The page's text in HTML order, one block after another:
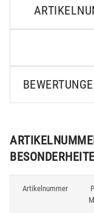
Artikelnummer